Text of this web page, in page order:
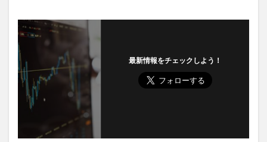
最新情報をチェックしよう！